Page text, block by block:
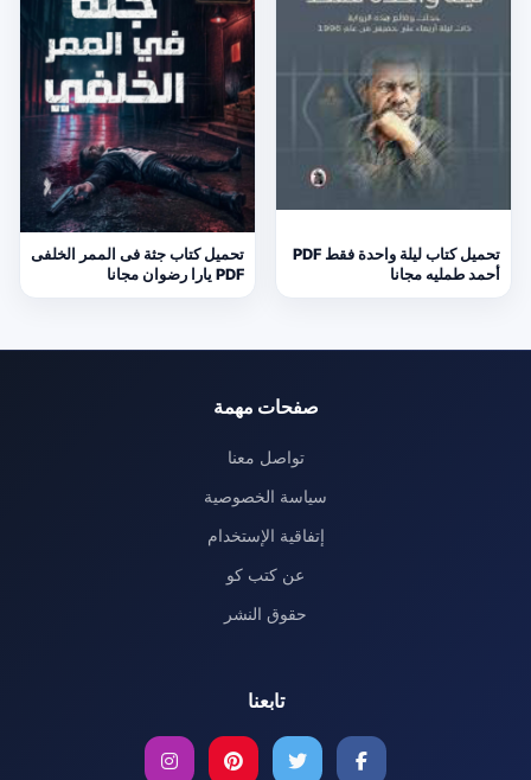
تحميل كتاب ليلة واحدة فقط PDF
أحمد طمليه مجانا
تحميل كتاب جثة فى الممر الخلفى
PDF يارا رضوان مجانا
صفحات مهمة
تواصل معنا
سياسة الخصوصية
إتفاقية الإستخدام
عن كتب كو
حقوق النشر
تابعنا